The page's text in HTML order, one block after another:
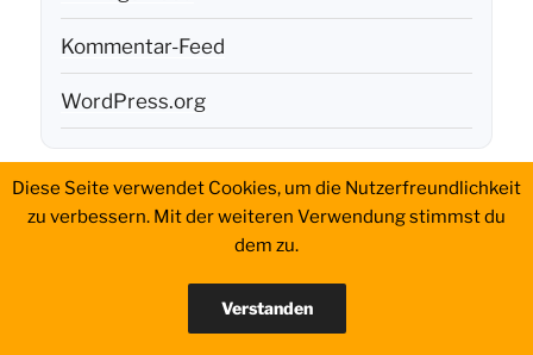
Kommentar-Feed
WordPress.org
Aktivierungen
History Portable
Setup
WWFF Impressum
Datenschutzerklärung Stolz präsentiert von WordPress
Diese Seite verwendet Cookies, um die Nutzerfreundlichkeit
zu verbessern. Mit der weiteren Verwendung stimmst du
dem zu.
Verstanden